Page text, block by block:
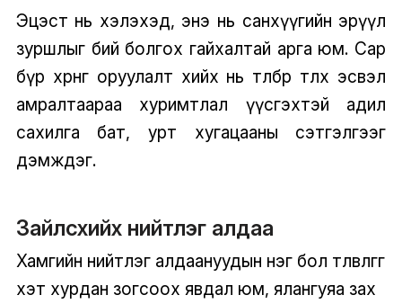
Эцэст нь хэлэхэд, энэ нь санхүүгийн эрүүл
зуршлыг бий болгох гайхалтай арга юм. Сар
бүр хөрөнгө оруулалт хийх нь төлбөрөө төлөх эсвэл
амралтаараа хуримтлал үүсгэхтэй адил
сахилга бат, урт хугацааны сэтгэлгээг
дэмждэг.
Зайлсхийх нийтлэг алдаа
Хамгийн нийтлэг алдаануудын нэг бол төлөвлөгөөгөө
хэт хурдан зогсоох явдал юм, ялангуяа зах